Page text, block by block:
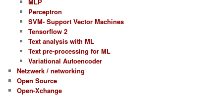
Perceptron
SVM- Support Vector Machines
Tensorflow 2
Text analysis with ML
Text pre-processing for ML
Variational Autoencoder
Netzwerk / networking
Open Source
Open-Xchange